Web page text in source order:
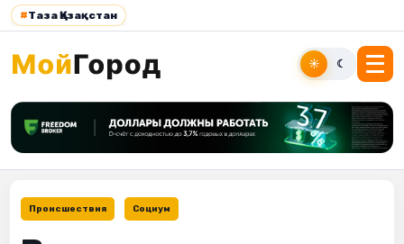
#Таза Қазақстан
☀ ☾
Происшествия Социум